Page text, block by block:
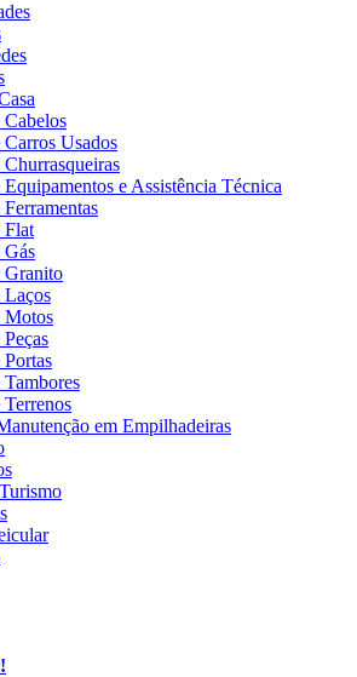
Cabelos
Carros Usados
Churrasqueiras
Equipamentos e Assistência Técnica
Flat
Gás
Granito
Laços
Motos
Portas
Tambores
Terrenos
em Empilhadeiras